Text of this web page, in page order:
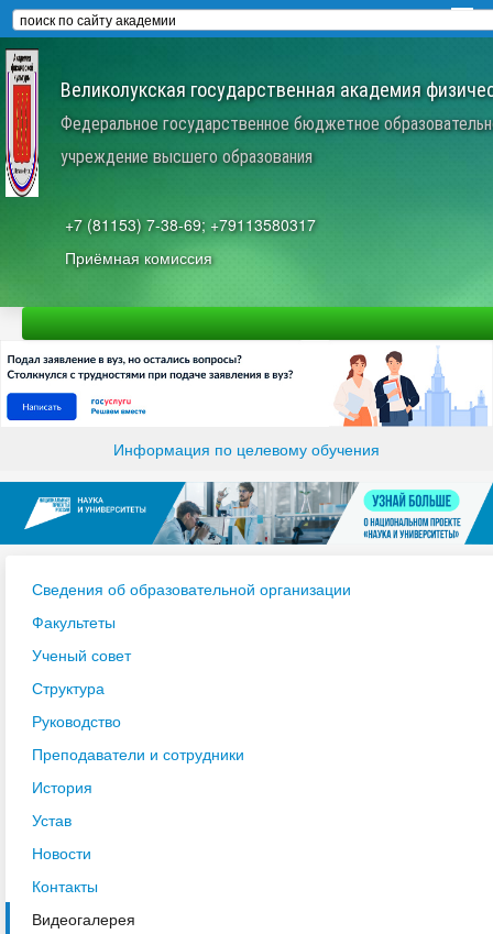
Великолукская государственная академия
Федеральное государственное бюджетное
учреждение высшего образования
+7 (81153) 7-38-69; +79113580317
Приёмная комиссия
Информация по целевому обучения
Сведения об образовательной организации
Факультеты
Ученый совет
Структура
Руководство
Преподаватели и сотрудники
История
Устав
Новости
Контакты
Видеогалерея